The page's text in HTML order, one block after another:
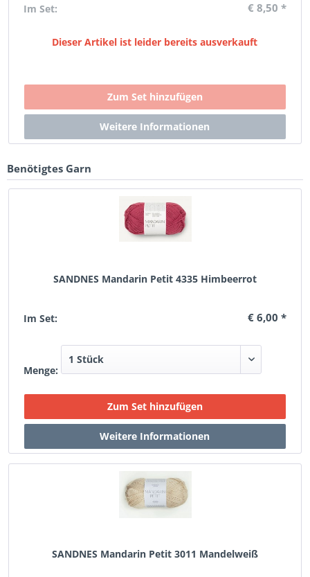
Im Set: € 8,50 *
Dieser Artikel ist leider bereits ausverkauft
Benötigtes Garn
SANDNES Mandarin Petit 4335 Himbeerrot
Im Set: € 6,00 *
Menge:
SANDNES Mandarin Petit 3011 Mandelweiß